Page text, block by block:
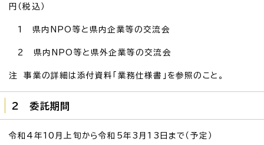
円（税込）
1 県内NPO等と県内企業等の交流会
2 県内NPO等と県外企業等の交流会
注 事業の詳細は添付資料「業務仕様書」を参照のこと。
2 委託期間
令和4年10月上旬から令和5年3月13日まで（予定）